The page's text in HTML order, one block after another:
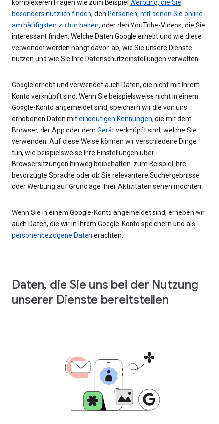
komplexeren Fragen wie zum Beispiel Werbung, die Sie
besonders nützlich finden, den Personen, mit denen Sie online
am häufigsten zu tun haben, oder den YouTube-Videos, die Sie
interessant finden. Welche Daten Google erhebt und wie diese
verwendet werden hängt davon ab, wie Sie unsere Dienste
nutzen und wie Sie Ihre Datenschutzeinstellungen verwalten.
Google erhebt und verwendet auch Daten, die nicht mit Ihrem
Konto verknüpft sind. Wenn Sie beispielsweise nicht in einem
Google-Konto angemeldet sind, speichern wir die von uns
erhobenen Daten miteindeutigen Kennungen, die mit dem
Browser, der App oder dem Gerätverknüpft sind, welche Sie
verwenden. Auf diese Weise können wir verschiedene Dinge
tun, wie beispielsweise Ihre Einstellungen über
Browsersitzungen hinweg beibehalten, zum Beispiel Ihre
bevorzugte Sprache oder ob Sie relevantere Suchergebnisse
oder Werbung auf Grundlage Ihrer Aktivitäten sehen möchten.
Wenn Sie in einem Google-Konto angemeldet sind, erheben wir
auch Daten, die wir in Ihrem Google-Konto speichern und als
personenbezogene Daten erachten.
Daten, die Sie uns bei der Nutzung
unserer Dienste bereitstellen